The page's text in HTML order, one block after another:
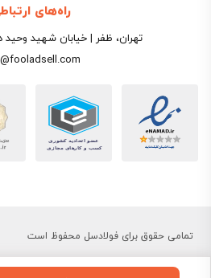
راه‌های
تهران، ظفر | خیابان شهید وحید
تمامی حقوق برای فولادسل محفوظ است